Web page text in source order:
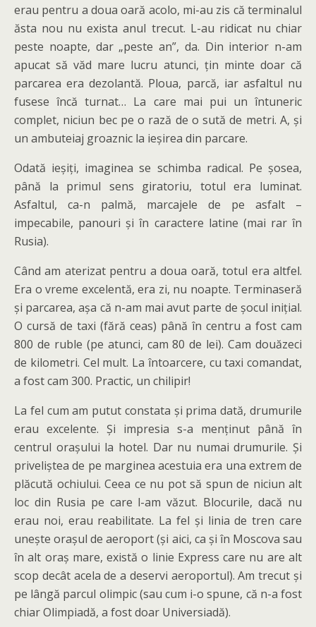
erau pentru a doua oară acolo, mi-au zis că terminalul
ăsta nou nu exista anul trecut. L-au ridicat nu chiar
peste noapte, dar „peste an”, da. Din interior n-am
apucat să văd mare lucru atunci, țin minte doar că
parcarea era dezolantă. Ploua, parcă, iar asfaltul nu
fusese încă turnat… La care mai pui un întuneric
complet, niciun bec pe o rază de o sută de metri. A, și
un ambuteiaj groaznic la ieșirea din parcare.
Odată ieșiți, imaginea se schimba radical. Pe șosea,
până la primul sens giratoriu, totul era luminat.
Asfaltul, ca-n palmă, marcajele de pe asfalt –
impecabile, panouri și în caractere latine (mai rar în
Rusia).
Când am aterizat pentru a doua oară, totul era altfel.
Era o vreme excelentă, era zi, nu noapte. Terminaseră
și parcarea, așa că n-am mai avut parte de șocul inițial.
O cursă de taxi (fără ceas) până în centru a fost cam
800 de ruble (pe atunci, cam 80 de lei). Cam douăzeci
de kilometri. Cel mult. La întoarcere, cu taxi comandat,
a fost cam 300. Practic, un chilipir!
La fel cum am putut constata și prima dată, drumurile
erau excelente. Și impresia s-a menținut până în
centrul orașului la hotel. Dar nu numai drumurile. Și
priveliștea de pe marginea acestuia era una extrem de
plăcută ochiului. Ceea ce nu pot să spun de niciun alt
loc din Rusia pe care l-am văzut. Blocurile, dacă nu
erau noi, erau reabilitate. La fel și linia de tren care
unește orașul de aeroport (și aici, ca și în Moscova sau
în alt oraș mare, există o linie Express care nu are alt
scop decât acela de a deservi aeroportul). Am trecut și
pe lângă parcul olimpic (sau cum i-o spune, că n-a fost
chiar Olimpiadă, a fost doar Universiadă).